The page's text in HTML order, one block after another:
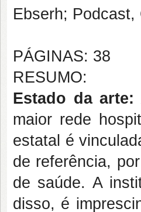
Ebserh;
PÁGINAS: 38
RESUMO:
Estado da arte:
maior rede
estatal é
de referência,
de saúde. A
disso, é